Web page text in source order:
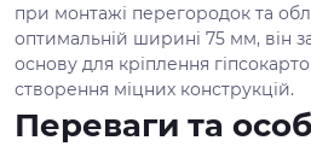
при монтажі перегородок та
оптимальній ширині 75 мм, він
основу для кріплення
створення міцних конструкцій.
Переваги та